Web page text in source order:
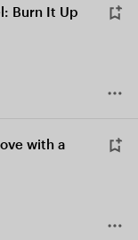
Burn It Up
with a